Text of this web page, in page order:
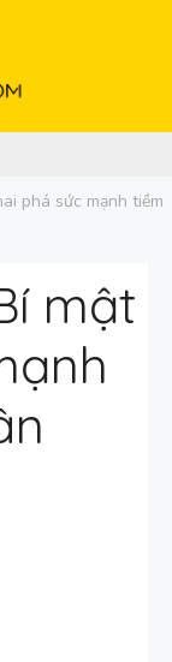
phá sức mạnh tiềm
mật